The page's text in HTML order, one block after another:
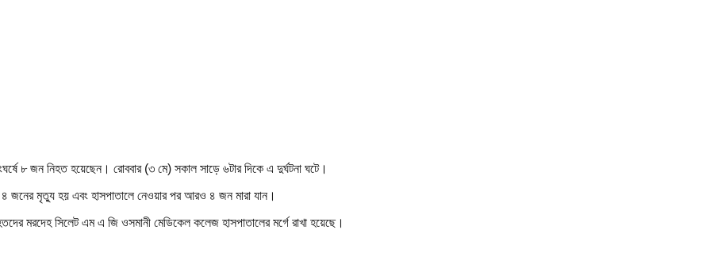
৮ জন নিহত হয়েছেন। রোববার (৩ মে) সকাল সাড়ে ৬টার দিকে এ দুর্ঘটনা ঘটে।
৪ জনের মৃত্যু হয় এবং হাসপাতালে নেওয়ার পর আরও ৪ জন মারা যান।
মরদেহ সিলেট এম এ জি ওসমানী মেডিকেল কলেজ হাসপাতালের মর্গে রাখা হয়েছে।